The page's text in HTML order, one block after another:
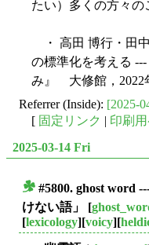
たい）多くの方々の
・ 高田 博行・田
の標準化を考える
み』 大修館，2022
Referrer (Inside): [2025-
[ 固定リンク | 印刷
2025-03-14 Fri
#5800. ghost word
けない語」
[
[lexicology][voicy][